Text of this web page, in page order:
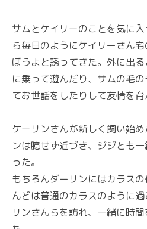
サムとケイリーのことを気に
ら毎日のようにケイリーさん
ぼうよと誘ってきた。外に出
に乗って遊んだり、サムの毛
てお世話をしたりして友情を育
ケーリンさんが新しく飼い始
ンは臆せず近づき、ジジとも
った。
もちろんダーリンにはカラス
んどは普通のカラスのように
リンさんらを訪れ、一緒に時